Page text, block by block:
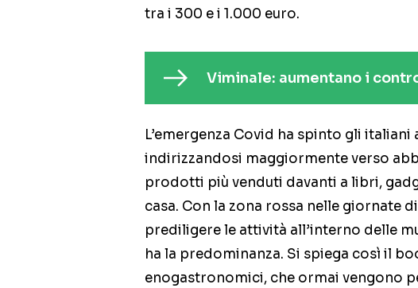
tra i 300 e i 1.000 euro.
Viminale: aumentano i
L’emergenza Covid ha spinto gli
indirizzandosi maggiormente verso
prodotti più venduti davanti a libri,
casa. Con la zona rossa nelle giornate
prediligere le attività all’interno delle
ha la predominanza. Si spiega così il
enogastronomici, che ormai vengono